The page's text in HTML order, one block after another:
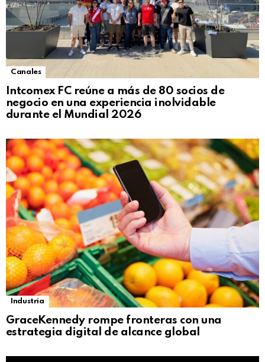
Canales
Intcomex FC reúne a más de 80 socios de
negocio en una experiencia inolvidable
durante el Mundial 2026
Industria
GraceKennedy rompe fronteras con una
estrategia digital de alcance global